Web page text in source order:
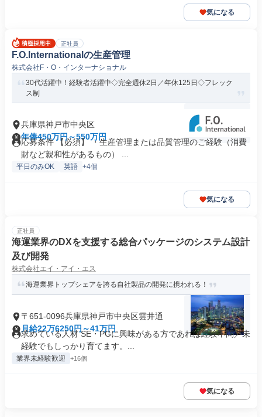
気になる
正社員
F.O.Internationalの生産管理
株式会社F・O・インターナショナル
30代活躍中！経験者活躍中◇完全週休2日／年休125日◇フレック
ス制
兵庫県神戸市中央区
年俸450万円～550万円
応募条件 【必須】 ・生産管理または品質管理のご経験（消費
財など親和性があるもの） ...
平日のみOK 英語 +4個
気になる
正社員
海運業界のDXを支援する総合パッケージのシステム設計
及び開発
株式会社エイ・アイ・エス
海運業界トップシェアを誇る自社製品の開発に携われる！
〒651-0096兵庫県神戸市中央区雲井通
月給22万6250円～41万円
求めている人材 SE・PGに興味がある方であれば経験不問／未
経験でもしっかり育てます。...
業界未経験歓迎 +16個
気になる